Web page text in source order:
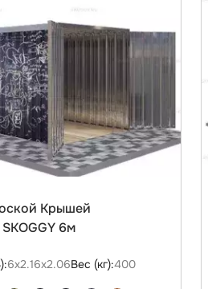
Крышей
6м
6х2.16х2.06Вес (кг):400